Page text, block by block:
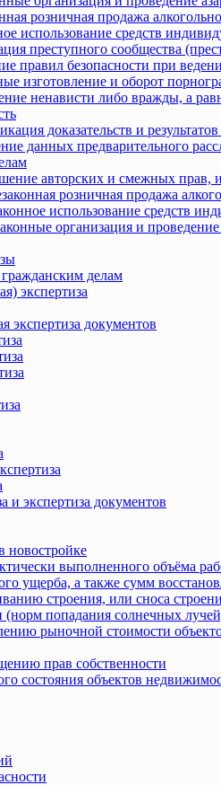
розничная продажа
использование средств
преступного сообщества
правил безопасности при
изготовление и оборот
ненависти либо вражды, а
доказательств и
данных предварительного
авторских и смежных прав,
розничная продажа
использование средств
организация и проведение
делам
экспертиза
экспертиза документов
и экспертиза документов
новостройке
выполненного объёма
ущерба, а также сумм
строения, или сноса
(норм попадания солнечных
рыночной стоимости
прав собственности
состояния объектов